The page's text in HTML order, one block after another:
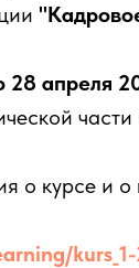
28 апреля
о курсе и о